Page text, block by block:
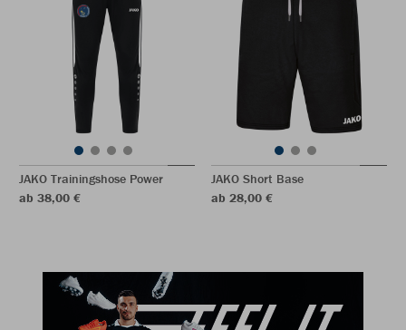
JAKO Trainingshose Power
ab 38,00 €
JAKO Short Base
ab 28,00 €